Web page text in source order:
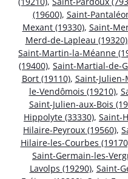
(19600), Saint-
Mexant (19330), Saint-
Merd-de-Lapleau (19320)
Saint-Martin-la-Méanne
(19400), Saint-Martial-de-
Bort (19110), Saint-Julien-
le-Vendômois (19210),
Saint-Julien-aux-Bois
Hippolyte (33330), Saint-
Hilaire-Peyroux (19560),
Hilaire-les-Courbes
Saint-Germain-les-
Lavolps (19290), Saint-